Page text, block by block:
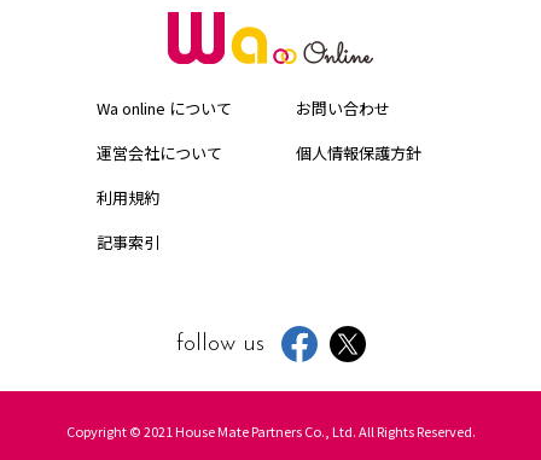
Wa online について
運営会社について
お問い合わせ
個人情報保護方針
利用規約
記事索引
follow us
Copyright © 2021 House Mate Partners Co., Ltd. All Rights Reserved.